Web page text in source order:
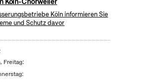
Köln informieren Sie
und Schutz davor
Freitag: